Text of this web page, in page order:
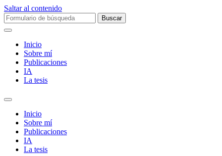
Saltar al contenido
Buscar:
Inicio
Sobre mí­
Publicaciones
IA
La tesis
Alternar
campo
búsqueda
Inicio
Sobre mí­
Publicaciones
IA
La tesis